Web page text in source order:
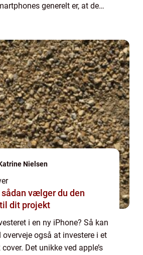
generelt er, at de
Nielsen
sådan vælger du den
dit projekt
i en ny iPhone? Så kan
også at investere i et
Det unikke ved apple’s